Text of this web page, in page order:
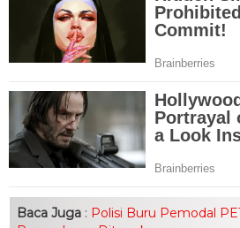
Baca Juga : Polisi Buru Pemodal